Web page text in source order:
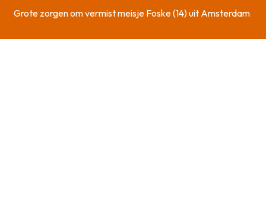
Grote zorgen om vermist meisje Foske (14) uit Amsterdam